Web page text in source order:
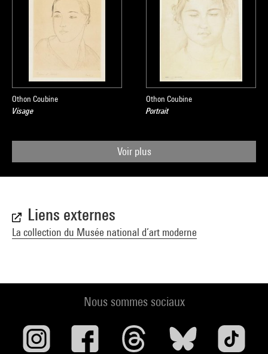
Othon Coubine
Visage
Othon Coubine
Portrait
Voir plus
Liens externes
La collection du Musée national d’art moderne
Nous sommes sociaux